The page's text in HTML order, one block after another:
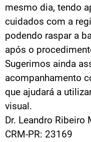
mesmo dia, tendo
cuidados com a
podendo raspar a
após o
Sugerimos ainda
acompanhamento
que ajudará a
visual.
Dr. Leandro Ribeiro
CRM-PR: 23169